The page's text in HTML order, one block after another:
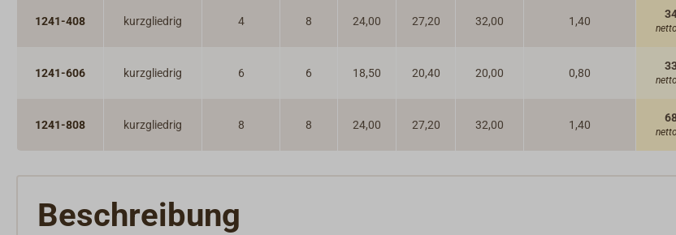
1241-408 kurzgliedrig 4 8 24,00 27,20 32,00 1,40
1241-606 kurzgliedrig 6 6 18,50 20,40 20,00 0,80
1241-808 kurzgliedrig 8 8 24,00 27,20 32,00 1,40
Beschreibung